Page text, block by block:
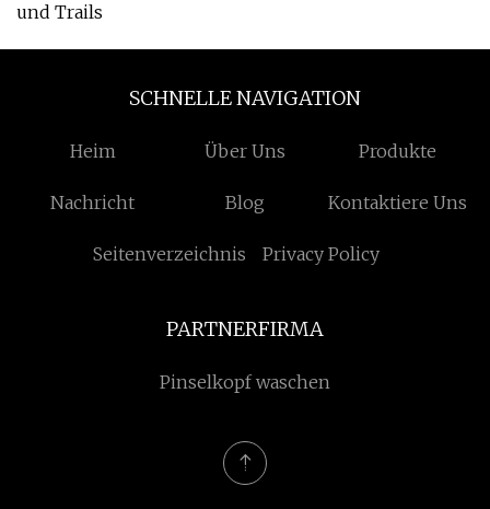
und Trails
SCHNELLE NAVIGATION
Heim Über Uns Produkte
Nachricht Blog Kontaktiere Uns
Seitenverzeichnis Privacy Policy
PARTNERFIRMA
Pinselkopf waschen